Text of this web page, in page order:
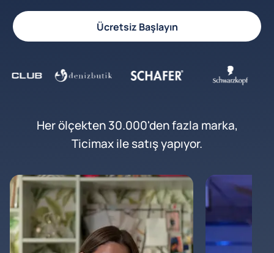
Ücretsiz Başlayın
Her ölçekten 30.000'den fazla marka,
Ticimax ile satış yapıyor.